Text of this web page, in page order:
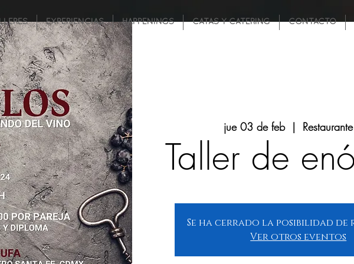
EXPERIENCIAS HAPPENINGS CATAS Y CATERING CONTACTO
jue 03 de feb
  |
Taller de
Se ha cerrado la posibilidad de
Ver otros eventos